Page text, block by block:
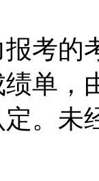
的
单，
。未